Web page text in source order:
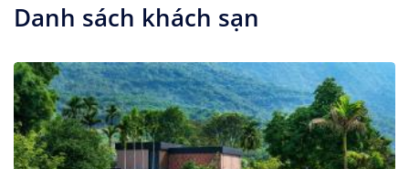
Danh sách khách sạn